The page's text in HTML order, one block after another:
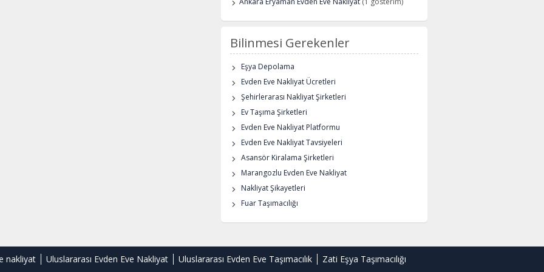
Bilinmesi Gerekenler
Eşya Depolama
Evden Eve Nakliyat Ücretleri
Şehirlerarası Nakliyat Şirketleri
Ev Taşıma Şirketleri
Evden Eve Nakliyat Platformu
Evden Eve Nakliyat Tavsiyeleri
Asansör Kiralama Şirketleri
Marangozlu Evden Eve Nakliyat
Nakliyat Şikayetleri
Fuar Taşımacılığı
nakliyat Uluslararası Evden Eve Nakliyat Uluslararası Evden Eve Taşımacılık Zati Eşya Taşımacılığı